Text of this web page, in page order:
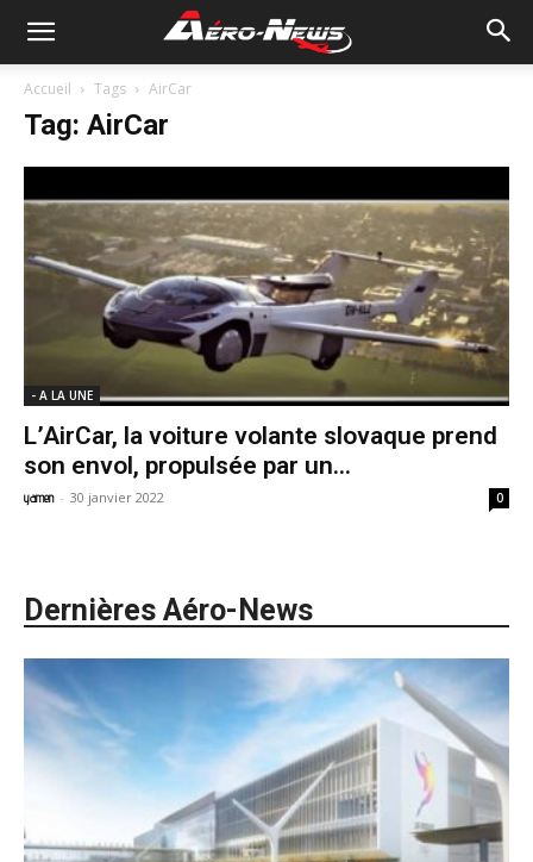
Accueil Tags AirCar
Tag: AirCar
- A LA UNE
L’AirCar, la voiture volante slovaque prend
son envol, propulsée par un...
yamen - 30 janvier 2022 0
Dernières Aéro-News